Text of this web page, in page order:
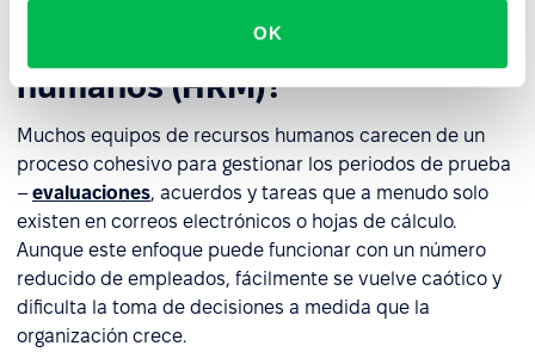
OK
período de prueba con un
sistema de gestión de recursos
humanos (HRM)?
Muchos equipos de recursos humanos carecen de un
proceso cohesivo para gestionar los periodos de prueba
–evaluaciones, acuerdos y tareas que a menudo solo
existen en correos electrónicos o hojas de cálculo.
Aunque este enfoque puede funcionar con un número
reducido de empleados, fácilmente se vuelve caótico y
dificulta la toma de decisiones a medida que la
organización crece.